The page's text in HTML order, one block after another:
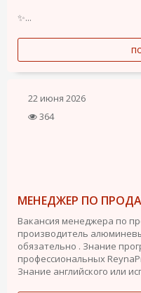
✨...
22 июня 2026
364
МЕНЕДЖЕР ПО
Вакансия менеджера по
производитель
обязательно . Знание
профессиональных
Знание английского или